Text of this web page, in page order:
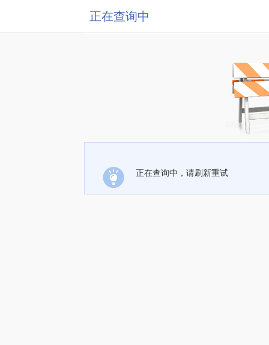
正在查询中
正在查询中，请刷新重试